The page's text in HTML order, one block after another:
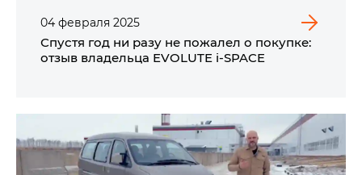
04 февраля 2025
Спустя год ни разу не пожалел о покупке:
отзыв владельца EVOLUTE i‑SPACE